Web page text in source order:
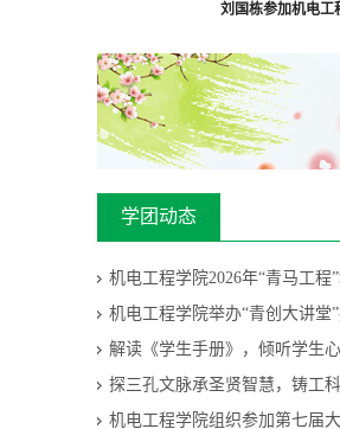
刘国栋参加机电工
学团动态
机电工程学院2026年“青马工程
机电工程学院举办“青创大讲堂
解读《学生手册》，倾听学生
探三孔文脉承圣贤智慧，铸工
机电工程学院组织参加第七届